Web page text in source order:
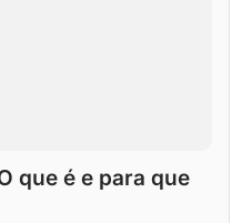
que é e para que